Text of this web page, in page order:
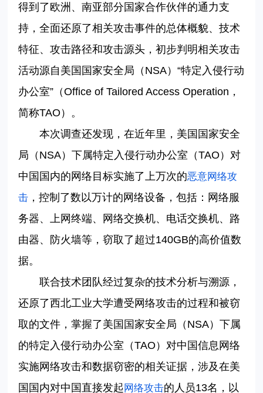
得到了欧洲、南亚部分国家合作伙伴的通力支
持，全面还原了相关攻击事件的总体概貌、技术
特征、攻击路径和攻击源头，初步判明相关攻击
活动源自美国国家安全局（NSA）“特定入侵行动
办公室”（Office of Tailored Access Operation，
简称TAO）。
本次调查还发现，在近年里，美国国家安全
局（ NSA）下属特定入侵行动办公室（TAO）对
中国国内的网络目标实施了上万次的恶意网络攻
击 ，控制了数以万计的网络设备，包括：网络服
务器、上网终端、网络交换机、电话交换机、路
由器、防火墙等，窃取了超过140GB的高价值数
据。
联合技术团队经过复杂的技术分析与溯源，
还原了西北工业大学遭受网络攻击的过程和被窃
取的文件，掌握了美国国家安全局（ NSA）下属
的特定入侵行动办公室（TAO）对中国信息网络
实施网络攻击和数据窃密的相关证据，涉及在美
国国内对中国直接发起 网络攻击的人员13名，以